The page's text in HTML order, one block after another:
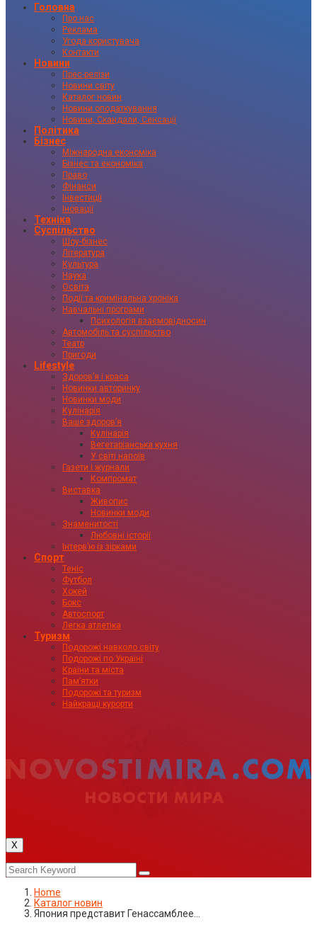
Головна
Про нас
Реклама
Угода користувача
Контакти
Новини
Прес-релізи
Новини світу
Каталог новин
Новини оподаткування
Новини, Скандали, Сенсації
Політика
Бізнес
Міжнародна економіка
Бізнес та економіка
Право
Фінанси
Інвестиції
Іновації
Техніка
Суспільство
Шоу-бізнес
Література
Культура
Наука
Освіта
Події та кримінальна хроніка
Навчальні програми
Психологія взаємовідносин
Автомобіль та суспільство
Театр
Пригоди
Lifestyle
Здоровʼя і краса
Новинки авторинку
Новинки моди
Кулінарія
Ваше здоровʼя
Кулінарія
Вегетаріанська кухня
У світі напоїв
Газети і журнали
Компромат
Виставка
Живопис
Новинки моди
Знаменитості
Любовні історії
Інтервʼю із зірками
Спорт
Теніс
Футбол
Хокей
Бокс
Автоспорт
Легка атлетіка
Туризм
Подорожі навколо світу
Подорожі по Україні
Країни та міста
Пам’ятки
Подорожі та туризм
Найкращі курорти
X
Home
Каталог новин
Япония представит Генассамблее…